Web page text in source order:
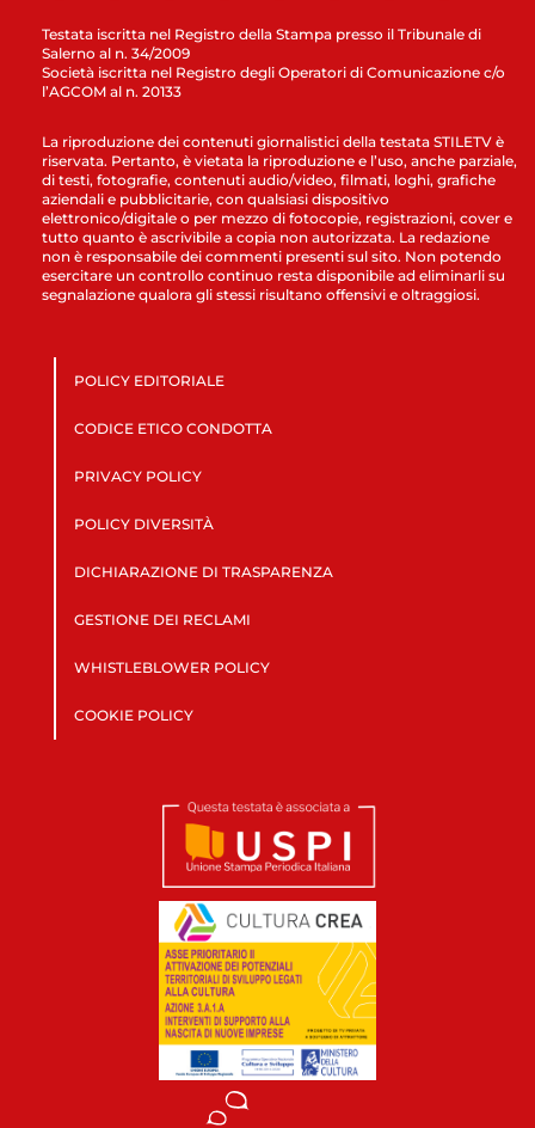
Testata iscritta nel Registro della Stampa presso il Tribunale di
Salerno al n. 34/2009
Società iscritta nel Registro degli Operatori di Comunicazione c/o
l’AGCOM al n. 20133
La riproduzione dei contenuti giornalistici della testata STILETV è
riservata. Pertanto, è vietata la riproduzione e l’uso, anche parziale,
di testi, fotografie, contenuti audio/video, filmati, loghi, grafiche
aziendali e pubblicitarie, con qualsiasi dispositivo
elettronico/digitale o per mezzo di fotocopie, registrazioni, cover e
tutto quanto è ascrivibile a copia non autorizzata. La redazione
non è responsabile dei commenti presenti sul sito. Non potendo
esercitare un controllo continuo resta disponibile ad eliminarli su
segnalazione qualora gli stessi risultano offensivi e oltraggiosi.
POLICY EDITORIALE
CODICE ETICO CONDOTTA
PRIVACY POLICY
POLICY DIVERSITÀ
DICHIARAZIONE DI TRASPARENZA
GESTIONE DEI RECLAMI
WHISTLEBLOWER POLICY
COOKIE POLICY